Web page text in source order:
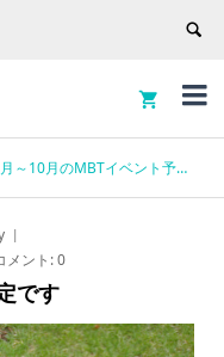


～10月のMBTイベント予定です
メント:0
です